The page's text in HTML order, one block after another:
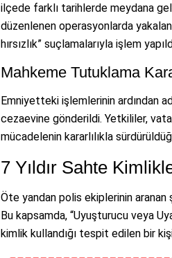
ilçede farklı tarihlerde meydana
düzenlenen operasyonlarda
hırsızlık” suçlamalarıyla işlem
Mahkeme Tutuklama
Emniyetteki işlemlerinin ardından
cezaevine gönderildi. Yetkililer,
mücadelenin kararlılıkla
7 Yıldır Sahte
Öte yandan polis ekiplerinin aranan
Bu kapsamda, “Uyuşturucu veya
kimlik kullandığı tespit edilen bir